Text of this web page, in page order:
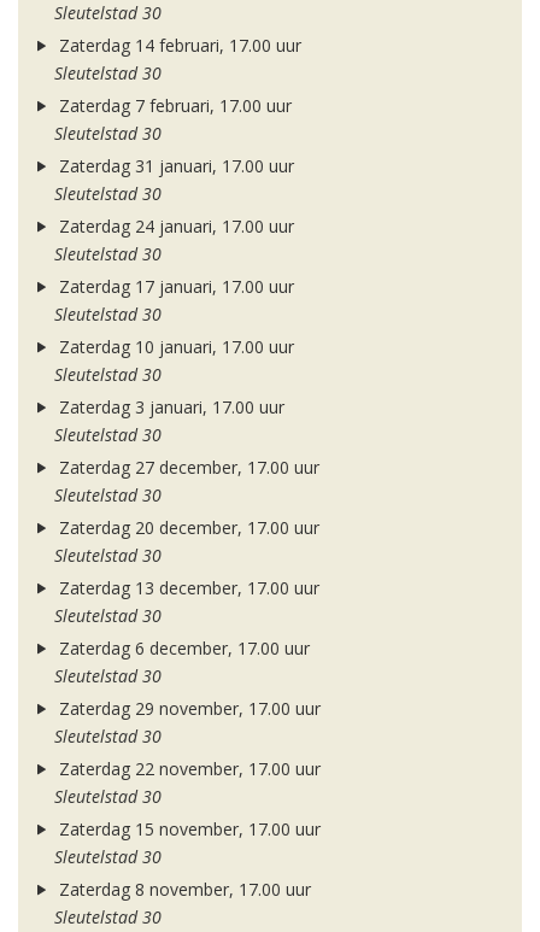
Sleutelstad 30
Zaterdag 14 februari, 17.00 uur
Sleutelstad 30
Zaterdag 7 februari, 17.00 uur
Sleutelstad 30
Zaterdag 31 januari, 17.00 uur
Sleutelstad 30
Zaterdag 24 januari, 17.00 uur
Sleutelstad 30
Zaterdag 17 januari, 17.00 uur
Sleutelstad 30
Zaterdag 10 januari, 17.00 uur
Sleutelstad 30
Zaterdag 3 januari, 17.00 uur
Sleutelstad 30
Zaterdag 27 december, 17.00 uur
Sleutelstad 30
Zaterdag 20 december, 17.00 uur
Sleutelstad 30
Zaterdag 13 december, 17.00 uur
Sleutelstad 30
Zaterdag 6 december, 17.00 uur
Sleutelstad 30
Zaterdag 29 november, 17.00 uur
Sleutelstad 30
Zaterdag 22 november, 17.00 uur
Sleutelstad 30
Zaterdag 15 november, 17.00 uur
Sleutelstad 30
Zaterdag 8 november, 17.00 uur
Sleutelstad 30